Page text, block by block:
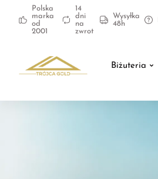
Polska
marka
od
2001
14
dni
na
zwrot
Wysyłka
48h
Biżuteria